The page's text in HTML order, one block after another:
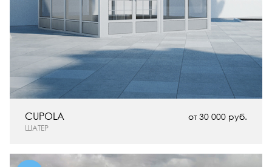
от 30 000 руб.
ШАТЕР
CUPOLA